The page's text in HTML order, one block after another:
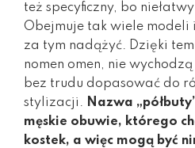
też specyficzny, bo
Obejmuje tak wiele modeli
za tym nadążyć. Dzięki
nomen omen, nie
bez trudu dopasować do
stylizacji. Nazwa
męskie obuwie, którego
kostek, a więc mogą być